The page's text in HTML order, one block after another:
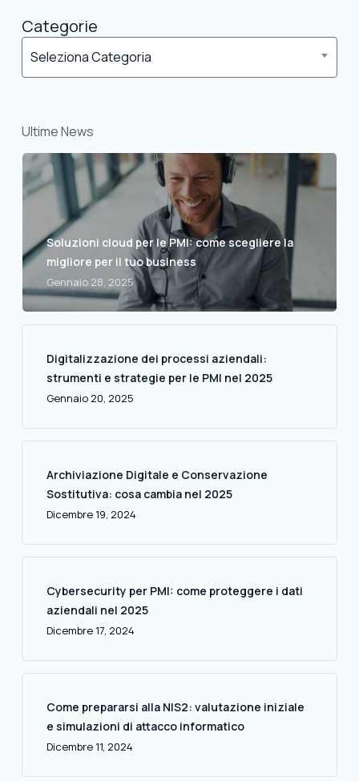
Categorie
Seleziona Categoria
Ultime News
Soluzioni cloud per le PMI: come scegliere la
migliore per il tuo business
Gennaio 28, 2025
Digitalizzazione dei processi aziendali:
strumenti e strategie per le PMI nel 2025
Gennaio 20, 2025
Archiviazione Digitale e Conservazione
Sostitutiva: cosa cambia nel 2025
Dicembre 19, 2024
Cybersecurity per PMI: come proteggere i dati
aziendali nel 2025
Dicembre 17, 2024
Come prepararsi alla NIS2: valutazione iniziale
e simulazioni di attacco informatico
Dicembre 11, 2024